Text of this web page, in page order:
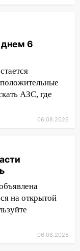
и
брата: в
дело на
ограбил:
движение
им
днем 6
АЗС, где
06.08.2026
на открытой
06.08.2026